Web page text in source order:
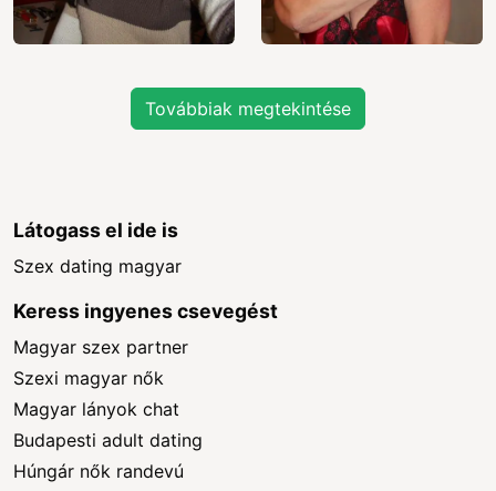
Továbbiak megtekintése
Látogass el ide is
Szex dating magyar
Keress ingyenes csevegést
Magyar szex partner
Szexi magyar nők
Magyar lányok chat
Budapesti adult dating
Húngár nők randevú